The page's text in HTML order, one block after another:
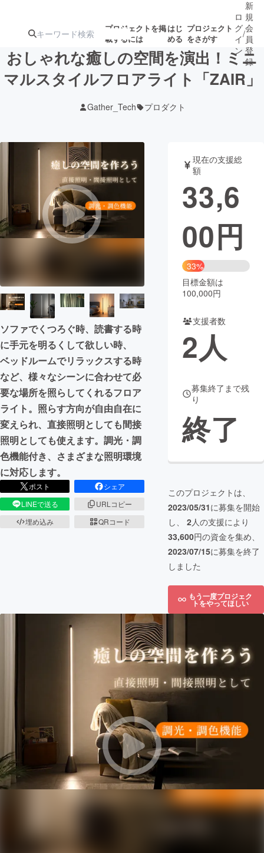
プロジェクトを掲
載するには
はじ
める
プロジェクト
をさがす
ジェクト
募集終了が近いプ
ロジェクト
アート・写真 音楽
テクノロジー・ガジェット ゲーム・
映像・映画 書籍・雑誌
ビジネス・起業 チャレンジ
まちづくり・地域活性化
CAMPFIRE for Social Good
CAMPFIRE Creation
CAMPFIREふるさと納税
コミュニティ
ロ
グ
イ
ン
/
新
規
会
員
登
録
おしゃれな癒しの空間を演出！ミニ
マルスタイルフロアライト「ZAIR」
Gather_Tech プロダクト
ソファでくつろぐ時、読書する時
に手元を明るくして欲しい時、
ベッドルームでリラックスする時
など、様々なシーンに合わせて必
要な場所を照らしてくれるフロア
ライト。照らす方向が自由自在に
変えられ、直接照明としても間接
照明としても使えます。調光・調
色機能付き、さまざまな照明環境
に対応します。
ポスト
シェア
LINEで送る
URLコピー
埋め込み
QRコード
現在の支援総
額
33,6
00円
33%
目標金額は
100,000円
支援者数
2人
募集終了まで残
り
終了
このプロジェクトは、
2023/05/31に募集を開始
し、 2人の支援により
33,600円の資金を集め、
2023/07/15に募集を終了
しました
もう一度プロジェク
トをやってほしい